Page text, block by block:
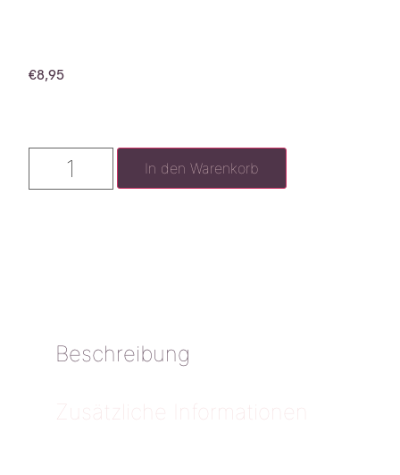
€8,95
In den Warenkorb
Beschreibung
Zusätzliche Informationen